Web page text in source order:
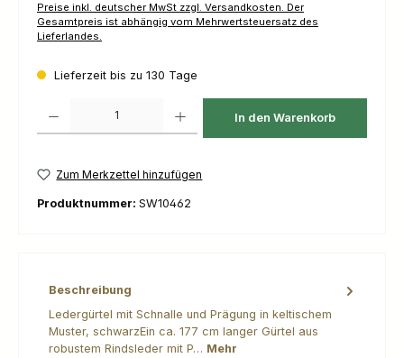
Preise inkl. deutscher MwSt zzgl. Versandkosten. Der
Gesamtpreis ist abhängig vom Mehrwertsteuersatz des
Lieferlandes.
Lieferzeit bis zu 130 Tage
In den Warenkorb
Zum Merkzettel hinzufügen
Produktnummer: SW10462
Beschreibung
Ledergürtel mit Schnalle und Prägung in keltischem
Muster, schwarzEin ca. 177 cm langer Gürtel aus
robustem Rindsleder mit P… Mehr